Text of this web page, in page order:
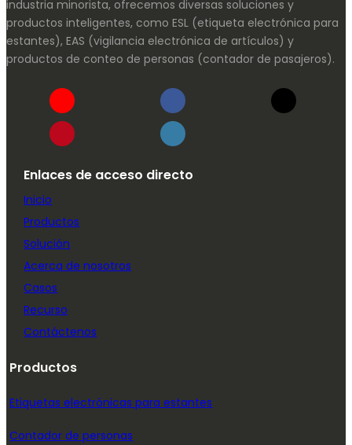
industria minorista, ofrecemos diversas soluciones y
productos inteligentes, como ESL (etiqueta electrónica para
estantes), EAS (vigilancia electrónica de artículos) y
productos de conteo de personas (contador de pasajeros).
Enlaces de acceso directo
Inicio
Productos
Solución
Acerca de nosotros
Casos
Recurso
Contáctenos
Productos
Etiquetas electrónicas para estantes
Contador de personas